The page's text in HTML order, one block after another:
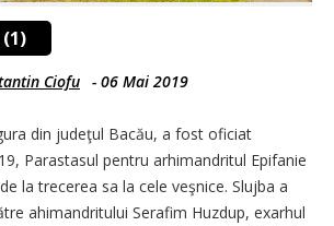
Ciofu - 06 Mai 2019
din judeţul Bacău, a fost oficiat
Parastasul pentru arhimandritul Epifanie
la trecerea sa la cele veşnice. Slujba a
ahimandritului Serafim Huzdup, exarhul